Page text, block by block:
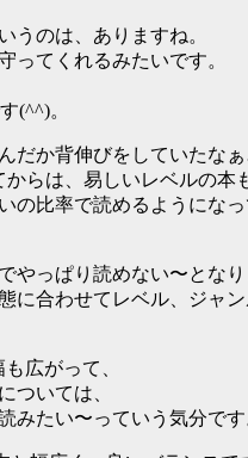
のは、ありますね。
ってくれるみたいです。
(^^)。
だか背伸びをしていたな
らは、易しいレベルの本
の比率で読めるようになっ
やっぱり読めない〜となり
に合わせてレベル、ジャ
広がって、
ついては、
みたい〜っていう気分です